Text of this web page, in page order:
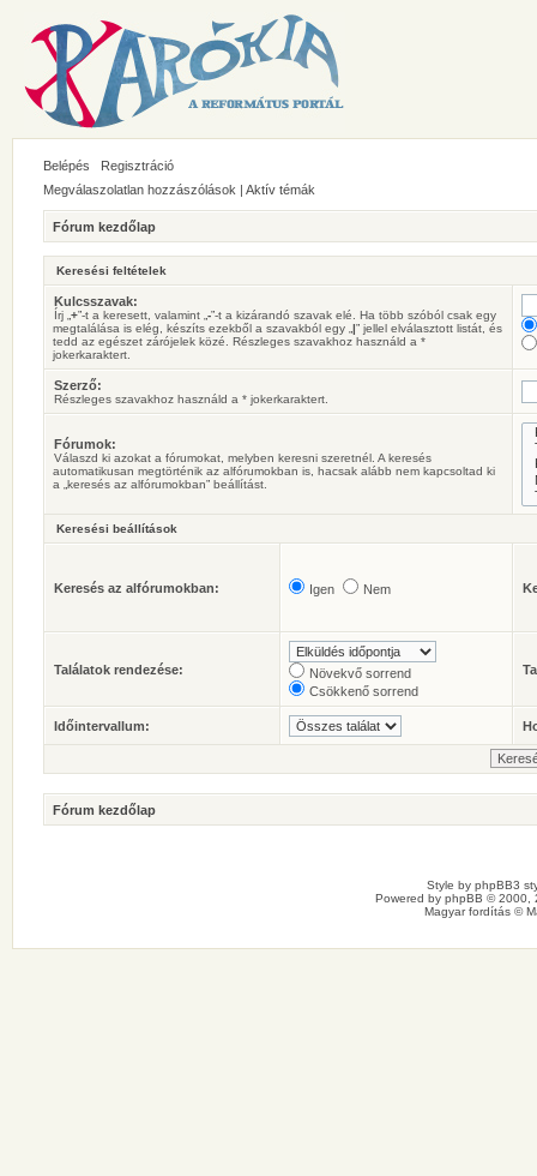
Belépés
Regisztráció
Megválaszolatlan hozzászólások | Aktív témák
Fórum kezdőlap
Keresési feltételek
Kulcsszavak:
Írj „ +”-t a keresett, valamint „ -”-t a kizárandó szavak elé. Ha több szóból csak egy
megtalálása is elég, készíts ezekből a szavakból egy „ |” jellel elválasztott listát, és
tedd az egészet zárójelek közé. Részleges szavakhoz használd a *
jokerkaraktert.
Szerző:
Részleges szavakhoz használd a * jokerkaraktert.
Fórumok:
Válaszd ki azokat a fórumokat, melyben keresni szeretnél. A keresés
automatikusan megtörténik az alfórumokban is, hacsak alább nem kapcsoltad ki
a „keresés az alfórumokban” beállítást.
Keresési beállítások
Keresés az alfórumokban: Igen Nem
Találatok rendezése:
Növekvő sorrend
Csökkenő sorrend
Időintervallum:
Fórum kezdőlap
Style by phpBB3
Powered by phpBB © 2000,
Magyar fordítás ©